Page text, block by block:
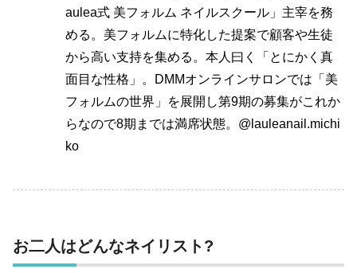
aulea式 美フォルム ネイルスクール」主宰を務
める。美フォルムに特化した提案で顧客や生徒
から高い支持を集める。本人曰く「とにかく真
面目な性格」。DMMオンラインサロンでは「美
フォルムの世界」を展開し第9期の募集がこれか
らなので8期までは満席状態。@lauleanail.michi
ko
お二人はどんなネイリスト ?